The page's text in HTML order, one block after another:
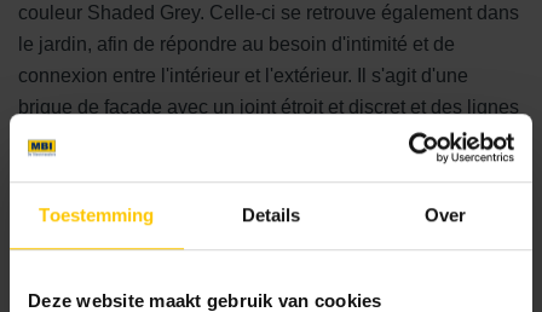
Toestemming Details Over
Deze website maakt gebruik van cookies
couleur Shaded Grey. Celle-ci se retrouve également dans
le jardin, afin de répondre au besoin d'intimité et de
connexion entre l'intérieur et l'extérieur. Il s'agit d'une
brique de façade avec un joint étroit et discret et des lignes
verticales subtiles. Grâce à sa grande stabilité
dimensionnelle, la longue brique de parement GeoStylistix
parfaitement avec l'architecture moderne de la maison tout
du jardin crée un lien avec le magnifique environnement.